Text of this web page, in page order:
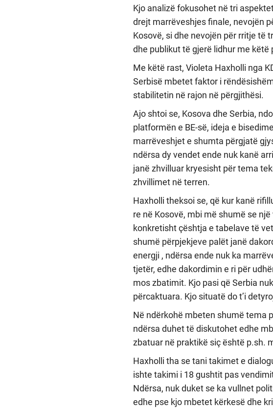
Kjo analizë fokusohet në tri
drejt marrëveshjes finale, nevojën
Kosovë, si dhe nevojën për rritje të
dhe publikut të gjerë lidhur me këtë
Me këtë rast, Violeta Haxholli nga
Serbisë mbetet faktor i
stabilitetin në rajon në përgjithësi.
Ajo shtoi se, Kosova dhe Serbia,
platformën e BE-së, ideja e
marrëveshjet e shumta përgjatë
ndërsa dy vendet ende nuk kanë
janë zhvilluar kryesisht për tema
zhvillimet në terren.
Haxholli theksoi se, që kur kanë
re në Kosovë, mbi më shumë se
konkretisht çështja e tabelave të
shumë përpjekjeve palët janë
energji , ndërsa ende nuk ka
tjetër, edhe dakordimin e ri për
mos zbatimit. Kjo pasi që Serbia
përcaktuara. Kjo situatë do t’i
Në ndërkohë mbeten shumë tema
ndërsa duhet të diskutohet edhe
zbatuar në praktikë siç është p.sh.
Haxholli tha se tani takimet e
ishte takimi i 18 gushtit pas
Ndërsa, nuk duket se ka vullnet
edhe pse kjo mbetet kërkesë dhe